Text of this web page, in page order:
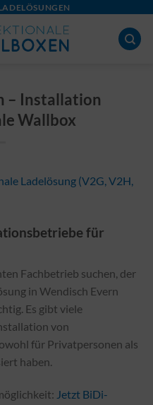
– Installation
Wallbox
für
Fachbetrieb suchen, der
in Wendisch Evern
Es gibt viele
von
für Privatpersonen als
haben.
Jetzt BiDi-